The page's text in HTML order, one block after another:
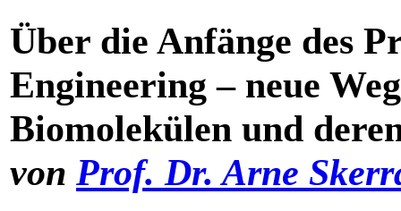
Über die Anfänge des
Engineering – neue
Biomolekülen und
von Prof. Dr. Arne